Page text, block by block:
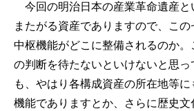
今回の明治日本の産業革命遺産と
またがる資産でありますので、こ
中枢機能がどこに整備されるのか。
の判断を待たないといけないと思
も、やはり各構成資産の所在地等
機能でありますとか、さらに歴史文